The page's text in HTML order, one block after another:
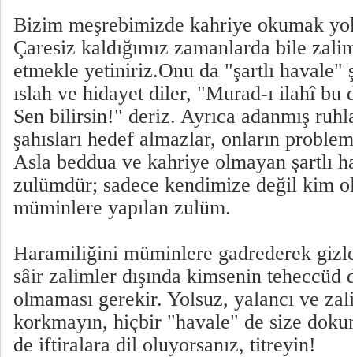
Bizim meşrebimizde kahriye okumak
Çaresiz kaldığımız zamanlarda bile
etmekle yetiniriz.Onu da "şartlı havale"
ıslah ve hidayet diler, "Murad-ı ilahî bu
Sen bilirsin!" deriz. Ayrıca adanmış
şahısları hedef almazlar, onların
Asla beddua ve kahriye olmayan şartlı
zulümdür; sadece kendimize değil kim
müminlere yapılan zulüm.
Haramiliğini müminlere gadrederek
sâir zalimler dışında kimsenin teheccüd
olmaması gerekir. Yolsuz, yalancı ve
korkmayın, hiçbir "havale" de size
de iftiralara dil oluyorsanız, titreyin!